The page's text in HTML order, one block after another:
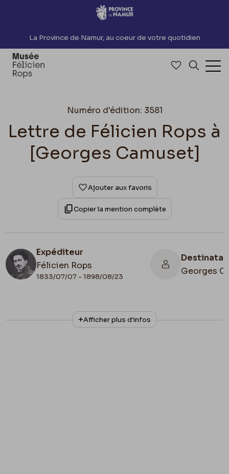
Accèder directement au contenu
La Province de Namur, au coeur de votre quotidien
Accéder à
Numéro d'édition: 3581
Lettre de Félicien Rops à
[Georges Camuset]
Ajouter aux favoris
Copier la mention complète
Expéditeur
Félicien Rops
1833/07/07 - 1898/08/23
Georges
N° d'inventaire
AMIS/LE/061
Collationnage
Scan
Afficher plus d'infos